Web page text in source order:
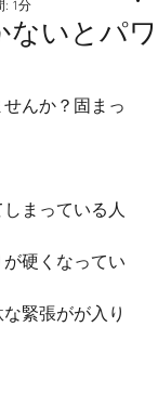
ないとパワ
: 1分
んか？固まっ
まっている人
硬くなってい
緊張がが入り